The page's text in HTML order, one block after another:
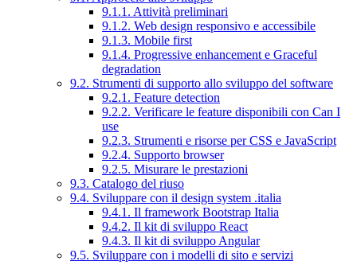
9.1.1. Attività preliminari
9.1.2. Web design responsivo e accessibile
9.1.3. Mobile first
9.1.4. Progressive enhancement e Graceful
degradation
9.2. Strumenti di supporto allo sviluppo del software
9.2.1. Feature detection
9.2.2. Verificare le feature disponibili con Can I
use
9.2.3. Strumenti e risorse per CSS e JavaScript
9.2.4. Supporto browser
9.2.5. Misurare le prestazioni
9.3. Catalogo del riuso
9.4. Sviluppare con il design system .italia
9.4.1. Il framework Bootstrap Italia
9.4.2. Il kit di sviluppo React
9.4.3. Il kit di sviluppo Angular
9.5. Sviluppare con i modelli di sito e servizi